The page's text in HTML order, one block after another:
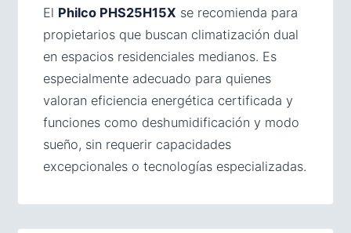
El Philco PHS25H15X se recomienda para
propietarios que buscan climatización dual
en espacios residenciales medianos. Es
especialmente adecuado para quienes
valoran eficiencia energética certificada y
funciones como deshumidificación y modo
sueño, sin requerir capacidades
excepcionales o tecnologías especializadas.